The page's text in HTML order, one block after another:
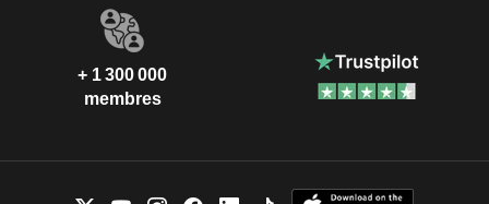
+ 1 300 000
membres